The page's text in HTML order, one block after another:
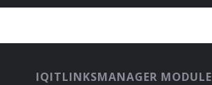
IQITLINKSMANAGER MODULE